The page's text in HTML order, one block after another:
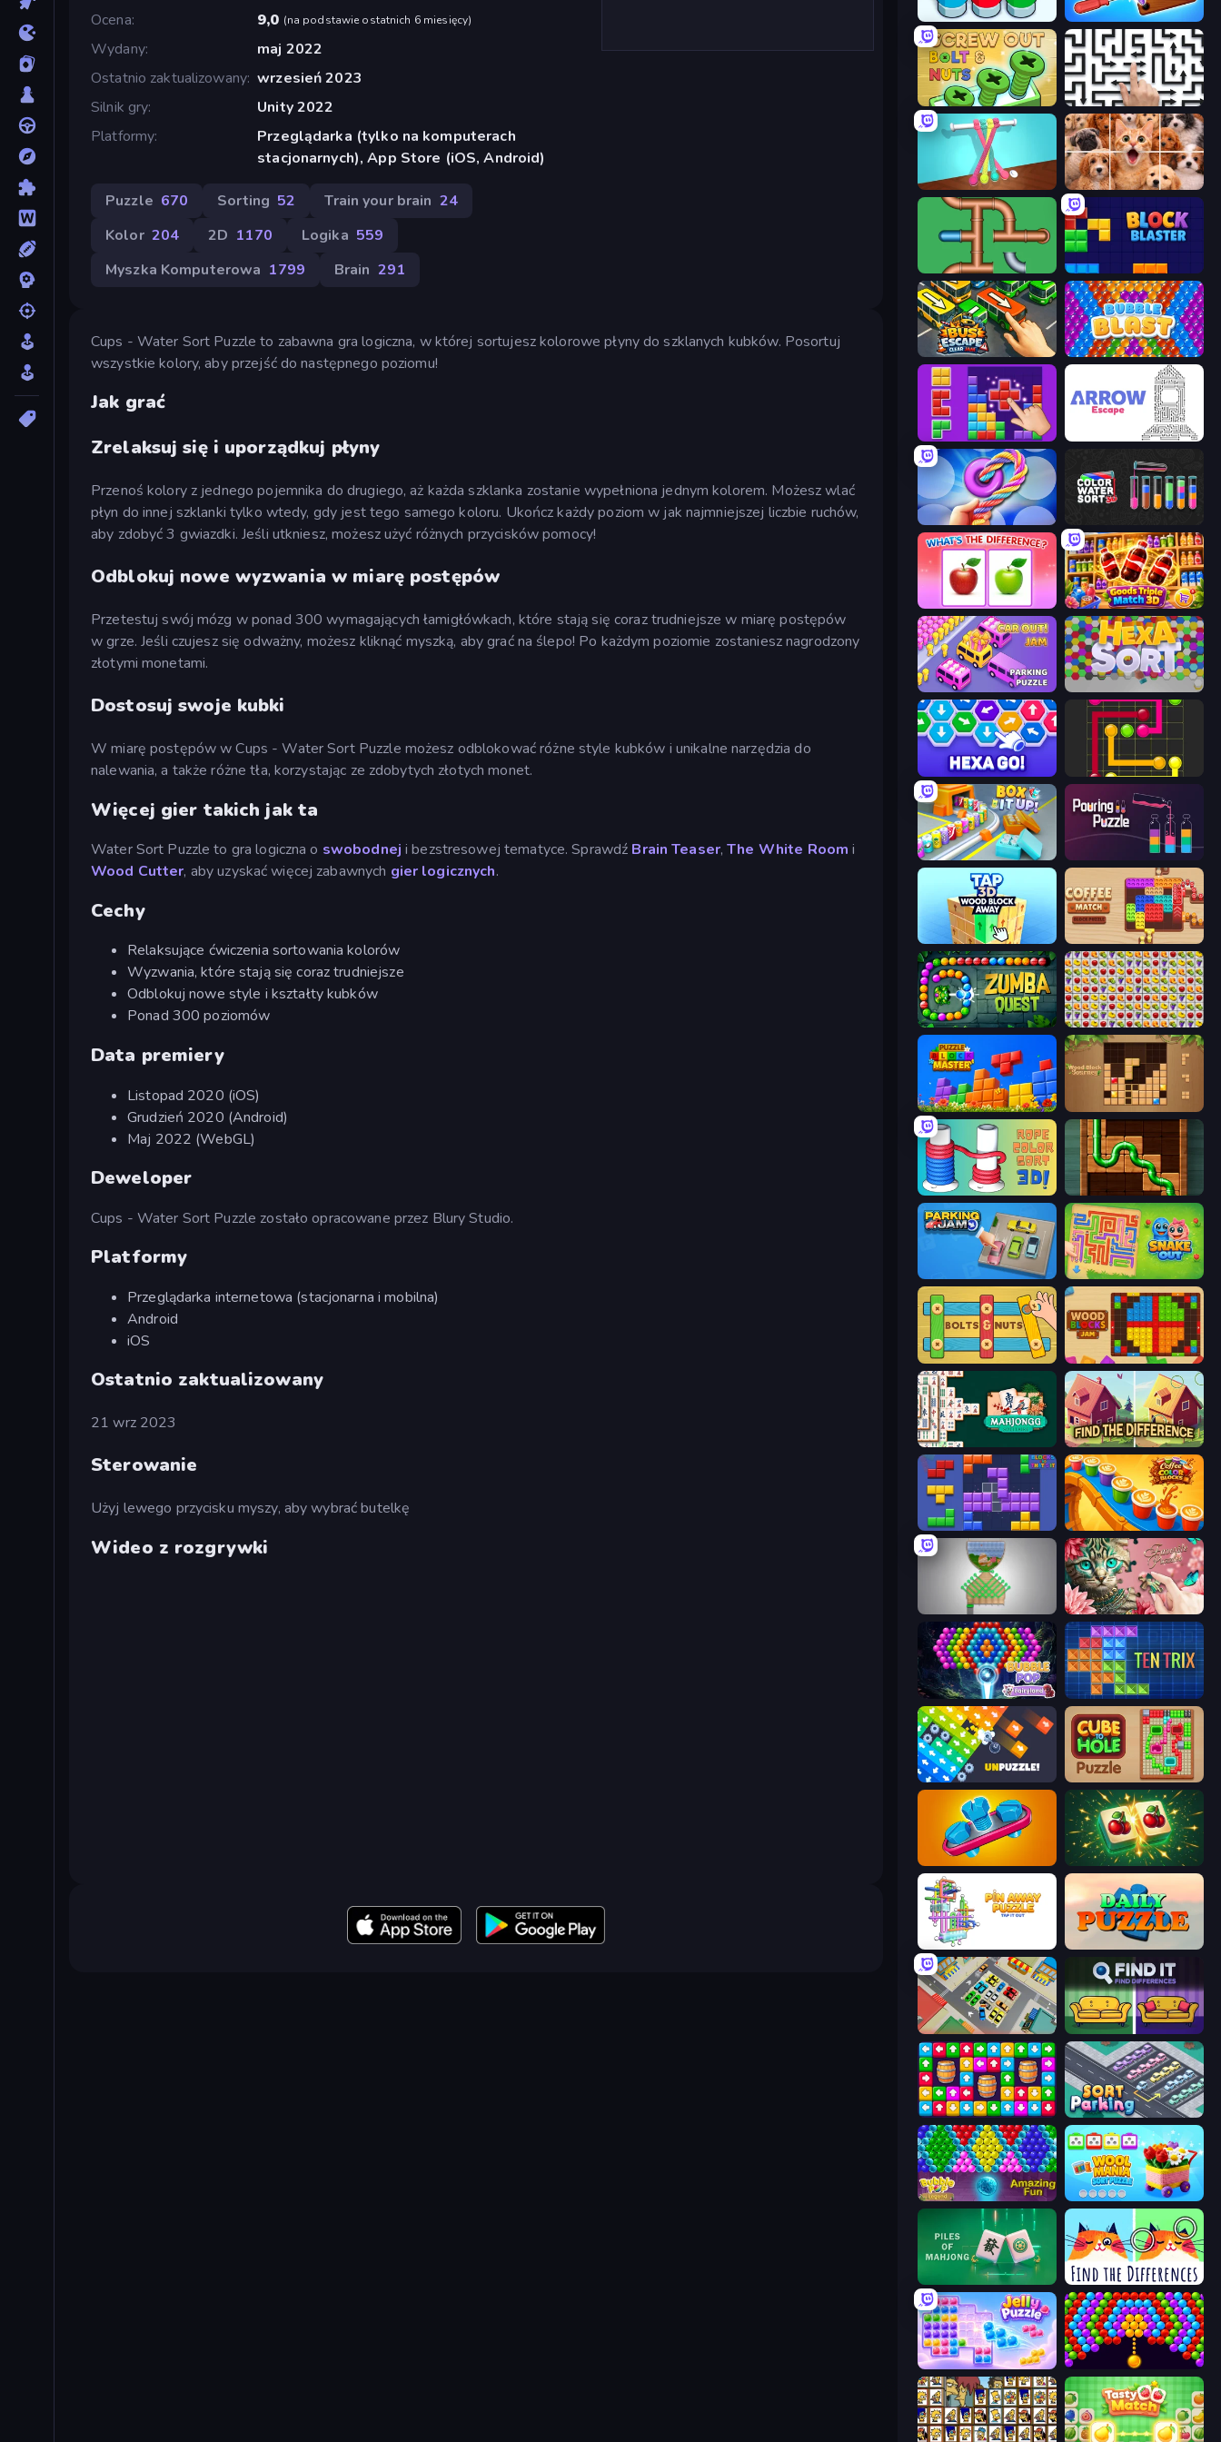
Ocena
9,0 (na podstawie ostatnich 6 miesięcy)
Wydany
maj 2022
Ostatnio zaktualizowany wrzesień 2023
Silnik gry
Unity 2022
Platformy
Przeglądarka (tylko na komputerach
stacjonarnych), App Store (iOS, Android)
Puzzle 670 Sorting 52 Train your brain 24
Kolor 204 2D 1170 Logika 559
Myszka Komputerowa 1799 Brain 291
Cups - Water Sort Puzzle to zabawna gra logiczna, w której sortujesz kolorowe płyny do szklanych kubków. Posortuj
wszystkie kolory, aby przejść do następnego poziomu!
Jak grać
Zrelaksuj się i uporządkuj płyny
Przenoś kolory z jednego pojemnika do drugiego, aż każda szklanka zostanie wypełniona jednym kolorem. Możesz wlać
płyn do innej szklanki tylko wtedy, gdy jest tego samego koloru. Ukończ każdy poziom w jak najmniejszej liczbie ruchów,
aby zdobyć 3 gwiazdki. Jeśli utkniesz, możesz użyć różnych przycisków pomocy!
Odblokuj nowe wyzwania w miarę postępów
Przetestuj swój mózg w ponad 300 wymagających łamigłówkach, które stają się coraz trudniejsze w miarę postępów
w grze. Jeśli czujesz się odważny, możesz kliknąć myszką, aby grać na ślepo! Po każdym poziomie zostaniesz nagrodzony
złotymi monetami.
Dostosuj swoje kubki
W miarę postępów w Cups - Water Sort Puzzle możesz odblokować różne style kubków i unikalne narzędzia do
nalewania, a także różne tła, korzystając ze zdobytych złotych monet.
Więcej gier takich jak ta
Water Sort Puzzle to gra logiczna o swobodnej i bezstresowej tematyce. Sprawdź Brain Teaser,The White Room i
Wood Cutter, aby uzyskać więcej zabawnych gier logicznych.
Cechy
Relaksujące ćwiczenia sortowania kolorów
Wyzwania, które stają się coraz trudniejsze
Odblokuj nowe style i kształty kubków
Ponad 300 poziomów
Data premiery
Listopad 2020 (iOS)
Grudzień 2020 (Android)
Maj 2022 (WebGL)
Deweloper
Cups - Water Sort Puzzle zostało opracowane przez Blury Studio.
Platformy
Przeglądarka internetowa (stacjonarna i mobilna)
Android
iOS
Ostatnio zaktualizowany
21 wrz 2023
Sterowanie
Użyj lewego przycisku myszy, aby wybrać butelkę
Wideo z rozgrywki
Wood Screw: Bolts Puzzle
Screw Out: Bolts and Nuts Arrow Escape: Puzzle
Tangle Master Jigpic Solitaire
Plumber Pipe Out Block Blaster
Bus Escape: Clear Jam Bubble Blast
BlockBuster Puzzle Arrow Escape
Twisted Tangle
What's The Difference? Goods Triple Match 3D
Car OUT! Jam Parking Puzzle
Hexa GO! Flow Mania
Box It Up
Zumba Quest Same Game Fruit Collapse
Puzzle Block Master Wood Block Journey
Rope Color Sort 3D Pipe Puzzle
Snake Out: Maze Escape
Bolts and Nuts Wood Blocks Jam
Mahjongg Solitaire Find The Difference
Blocks and that’s it Coffee Color Blocks
Pull the Pin Favorite Puzzles
Bubble Pop Fairyland TenTrix
Cube to Hole Puzzle
Unscrew Jam 3D Mahjong Puzzle: Tile Match
Find It - Find The Differences
Tap Away Story Sort Parking
Bubble Pop Legend Wool Mania - Sort Puzzle 3D
Piles of Mahjong Spotti: Find the Differences
Jelly Puzzle Bubble Story